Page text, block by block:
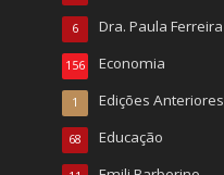
Dra. Paula Ferreira
6
Economia
156
Edições Anteriores
1
Educação
68